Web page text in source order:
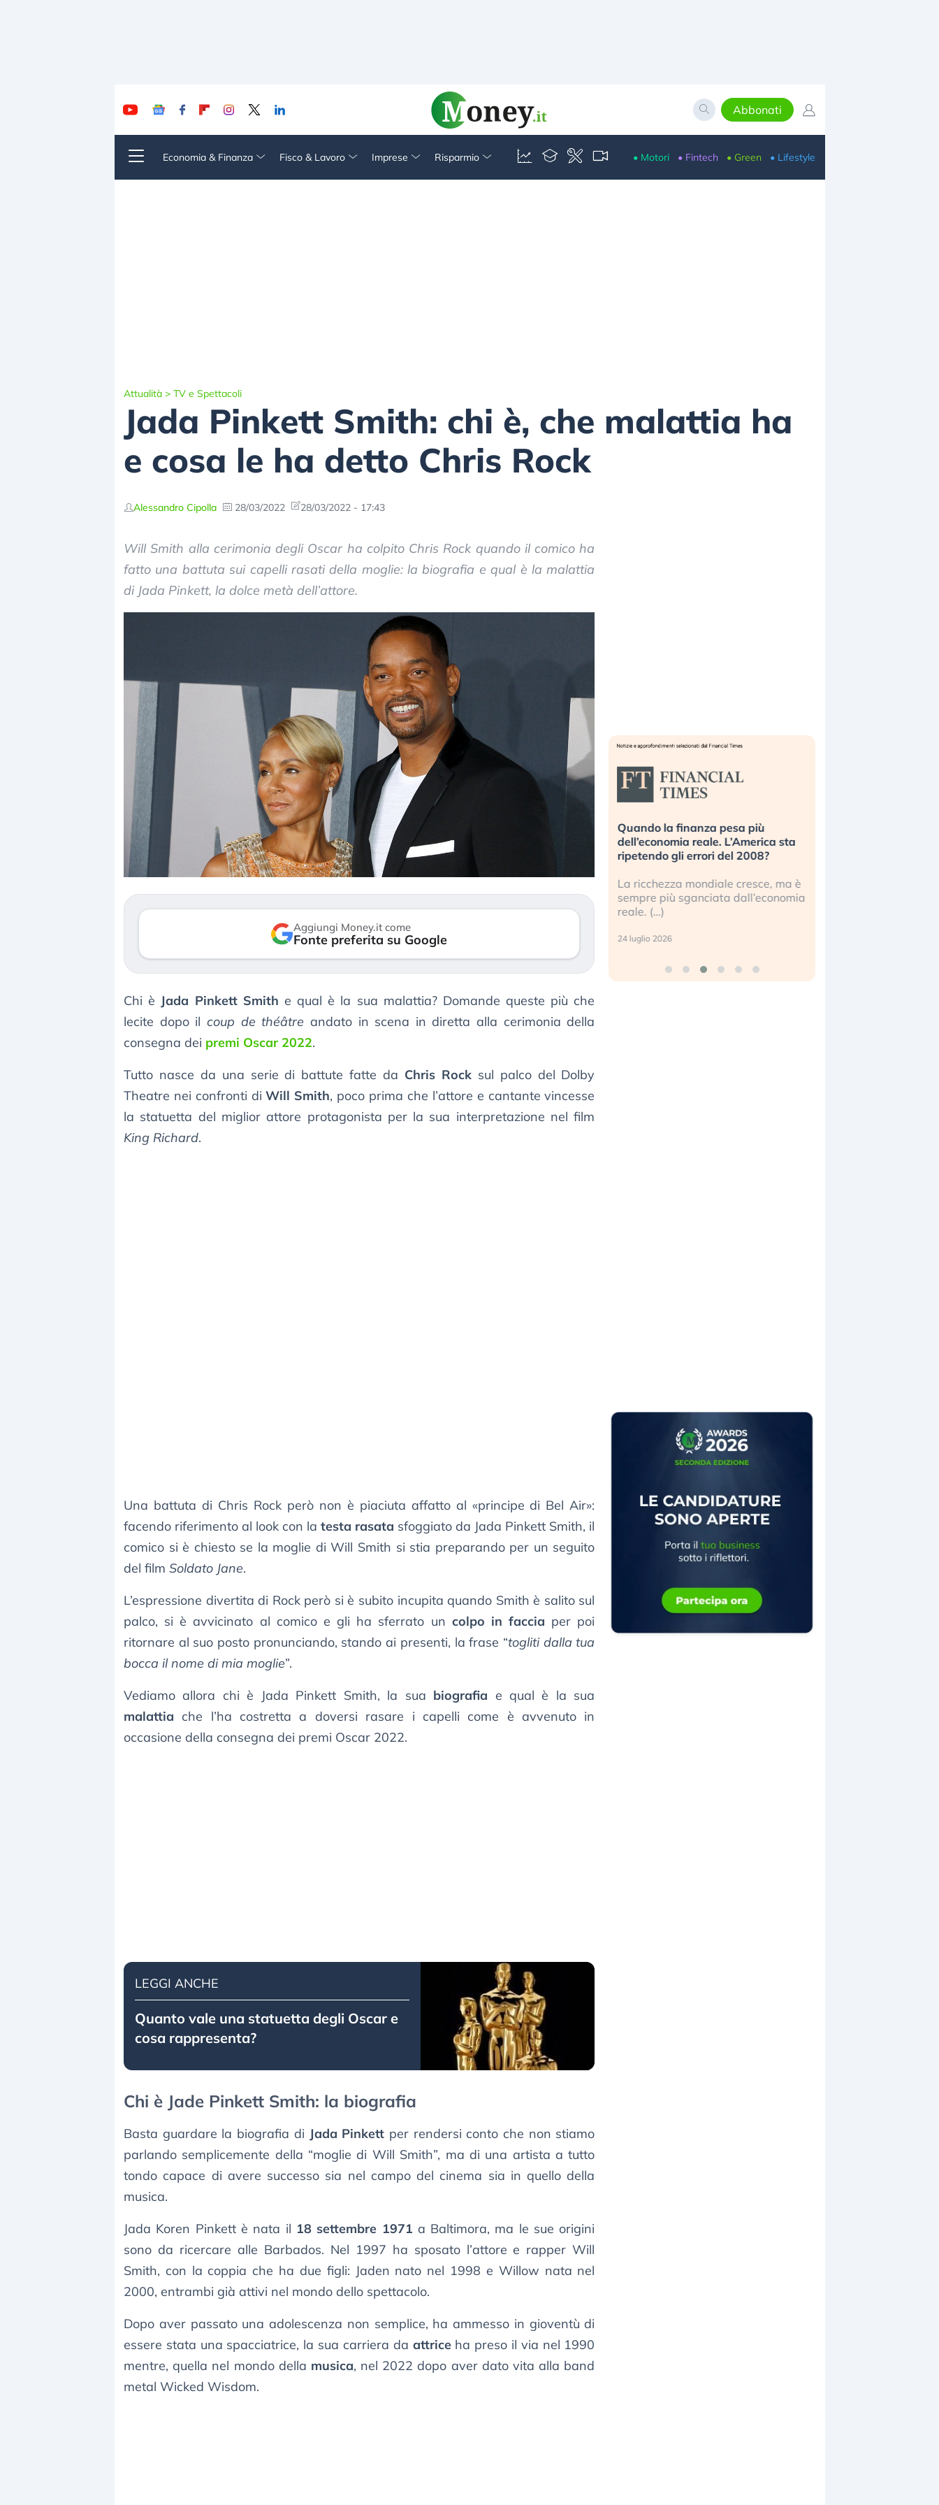
Abbonati
Economia & Finanza Fisco & Lavoro Imprese Risparmio • Motori • Fintech • Green • Lifestyle
Attualità > TV e Spettacoli
Jada Pinkett Smith: chi è, che malattia ha
e cosa le ha detto Chris Rock
Alessandro Cipolla 28/03/2022 28/03/2022 - 17:43
Will Smith alla cerimonia degli Oscar ha colpito Chris Rock quando il comico ha
fatto una battuta sui capelli rasati della moglie: la biografia e qual è la malattia
di Jada Pinkett, la dolce metà dell’attore.
Aggiungi Money.it come
Fonte preferita su Google
Chi è Jada Pinkett Smith e qual è la sua malattia? Domande queste più che
lecite dopo il coup de théâtre andato in scena in diretta alla cerimonia della
consegna dei premi Oscar 2022.
Tutto nasce da una serie di battute fatte da Chris Rocksul palco del Dolby
Theatre nei confronti diWill Smith, poco prima che l’attore e cantante vincesse
la statuetta del miglior attore protagonista per la sua interpretazione nel film
King Richard.
Una battuta di Chris Rock però non è piaciuta affatto al «principe di Bel Air»:
facendo riferimento al look con latesta rasata sfoggiato da Jada Pinkett Smith, il
comico si è chiesto se la moglie di Will Smith si stia preparando per un seguito
del film Soldato Jane.
L’espressione divertita di Rock però si è subito incupita quando Smith è salito sul
palco, si è avvicinato al comico e gli ha sferrato un colpo in faccia per poi
ritornare al suo posto pronunciando, stando ai presenti, la frase “togliti dalla tua
bocca il nome di mia moglie”.
Vediamo allora chi è Jada Pinkett Smith, la sua biografia e qual è la sua
malattia che l’ha costretta a doversi rasare i capelli come è avvenuto in
occasione della consegna dei premi Oscar 2022.
LEGGI ANCHE
Quanto vale una statuetta degli Oscar e
cosa rappresenta?
Chi è Jade Pinkett Smith: la biografia
Basta guardare la biografia di Jada Pinkett per rendersi conto che non stiamo
parlando semplicemente della “moglie di Will Smith”, ma di una artista a tutto
tondo capace di avere successo sia nel campo del cinema sia in quello della
musica.
Jada Koren Pinkett è nata il 18 settembre 1971 a Baltimora, ma le sue origini
sono da ricercare alle Barbados. Nel 1997 ha sposato l’attore e rapper Will
Smith, con la coppia che ha due figli: Jaden nato nel 1998 e Willow nata nel
2000, entrambi già attivi nel mondo dello spettacolo.
Dopo aver passato una adolescenza non semplice, ha ammesso in gioventù di
essere stata una spacciatrice, la sua carriera da attriceha preso il via nel 1990
mentre, quella nel mondo della musica, nel 2022 dopo aver dato vita alla band
metal Wicked Wisdom.
Dalle valutazioni estreme alla
correzione. Cosa sta guidando il
repricing degli asset?
mostrando segni di stanchezza
verso le (…)
«La mia vita è rovinata». Investitori
in preda al panico dopo lo scoppio
della bolla AI
Kospi, mentre gli investitori retail (…)
30 luglio 2026
Quando la finanza pesa più
dell’economia reale. L’America sta
ripetendo gli errori del 2008?
La ricchezza mondiale cresce, ma è
sempre più sganciata dall’economia
reale. (…)
24 luglio 2026